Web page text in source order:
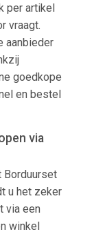
per artikel
vraagt.
aanbieder
goedkope
en bestel
via
Borduurset
u het zeker
via een
winkel